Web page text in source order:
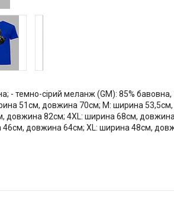
- темно-сірий меланж (GM): 85% бавовна,
51см, довжина 70см; M: ширина
довжина 82см; 4XL: ширина 68см,
довжина 64см; XL: ширина 48см,